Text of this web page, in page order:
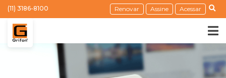
(11) 3186-8100 Renovar Assine Acessar